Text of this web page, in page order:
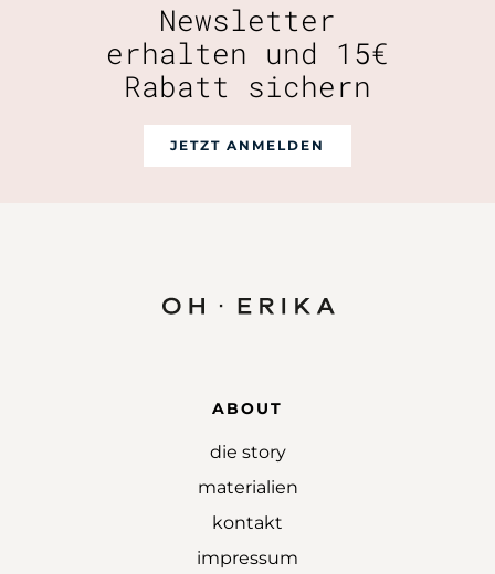
Newsletter
erhalten und 15€
Rabatt sichern
JETZT ANMELDEN
ABOUT
die story
materialien
kontakt
impressum